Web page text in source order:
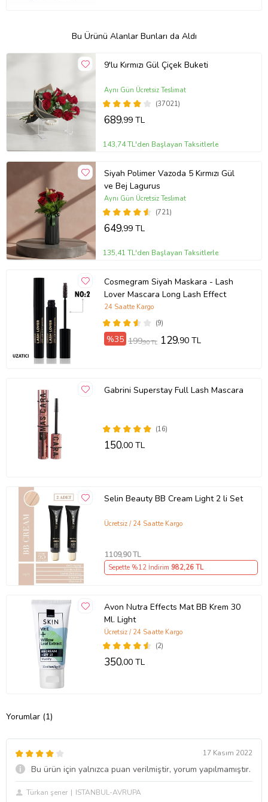
Bu Ürünü Alanlar Bunları da Aldı
9'lu Kırmızı Gül Çiçek Buketi
(37021)
Aynı Gün Ücretsiz Teslimat
689,99 TL
143,74 TL'den Başlayan Taksitlerle
Siyah Polimer Vazoda 5 Kırmızı Gül
ve Bej Lagurus
(721)
Aynı Gün Ücretsiz Teslimat
649,99 TL
135,41 TL'den Başlayan Taksitlerle
Cosmegram Siyah Maskara - Lash
Lover Mascara Long Lash Effect
(9)
24 Saatte Kargo
%35 199,90 TL 129,90 TL
Gabrini Superstay Full Lash Mascara
(16)
150,00 TL
Selin Beauty BB Cream Light 2 li Set
Ücretsiz / 24 Saatte Kargo
1109,90 TL
Sepette %12 İndirim 982,26 TL
Avon Nutra Effects Mat BB Krem 30
Ml. Light
(2)
Ücretsiz / 24 Saatte Kargo
350,00 TL
Yorumlar (1)
17 Kasım 2022
Bu ürün için yalnızca puan verilmiştir, yorum yapılmamıştır.
Türkan şener ISTANBUL-AVRUPA